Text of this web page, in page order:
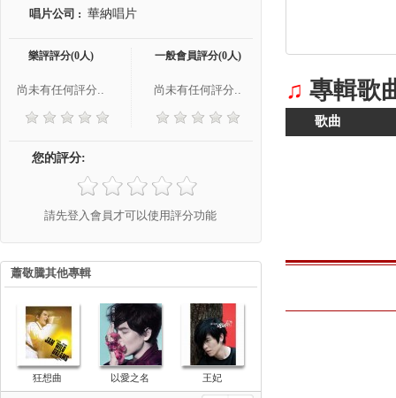
唱片公司 : 華納唱片
樂評評分(0人)
尚未有任何評分..
一般會員評分(0人)
尚未有任何評分..
您的評分:
請先登入會員才可以使用評分功能
蕭敬騰其他專輯
狂想曲 以愛之名 王妃
♫ 專輯歌
歌曲